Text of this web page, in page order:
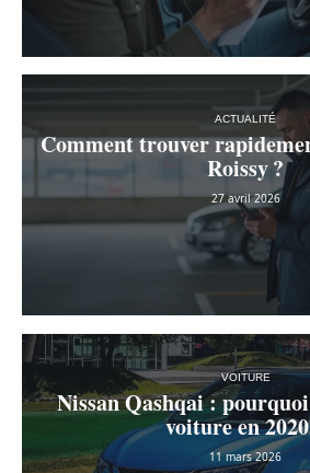
ACTUALITÉ
Comment trouver
Roissy ?
27 avril 2026
VOITURE
Nissan Qashqai :
voiture en
11 mars 2026